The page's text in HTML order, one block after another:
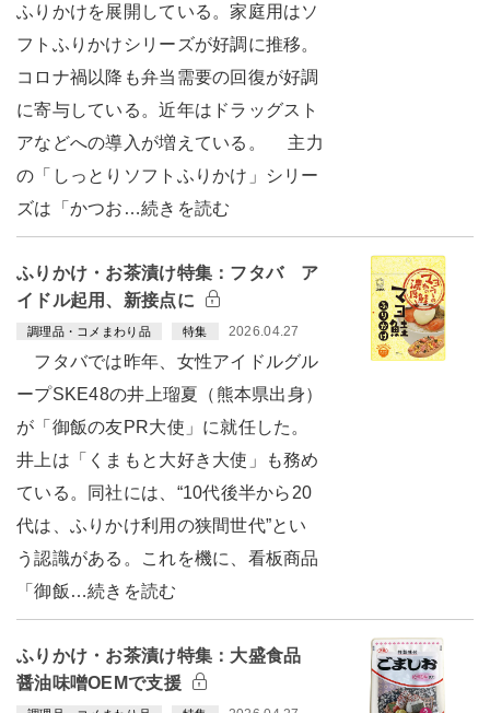
ふりかけを展開している。家庭用はソ
フトふりかけシリーズが好調に推移。
コロナ禍以降も弁当需要の回復が好調
に寄与している。近年はドラッグスト
アなどへの導入が増えている。 主力
の「しっとりソフトふりかけ」シリー
ズは「かつお…続きを読む
ふりかけ・お茶漬け特集：フタバ ア
イドル起用、新接点に
調理品・コメまわり品 特集 2026.04.27
フタバでは昨年、女性アイドルグル
ープSKE48の井上瑠夏（熊本県出身）
が「御飯の友PR大使」に就任した。
井上は「くまもと大好き大使」も務め
ている。同社には、“10代後半から20
代は、ふりかけ利用の狭間世代”とい
う認識がある。これを機に、看板商品
「御飯…続きを読む
ふりかけ・お茶漬け特集：大盛食品
醤油味噌OEMで支援